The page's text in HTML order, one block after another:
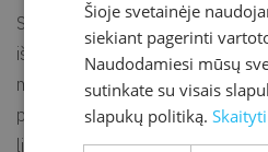
Susitikimų tikslas – atrasti ir
išjudinti ir auginti jų gyvybines
motoriką, pastabumą,
pratintis prie veiklos būryje
liaudiškas melodijas, senelių
Šioje svetainėje
siekiant pagerinti
Naudodamiesi mūsų
sutinkate su visais
slapukų politiką.